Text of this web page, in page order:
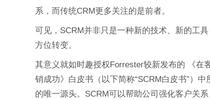
系，而传统CRM更多关注的是前者。
可见，SCRM并非只是一种新的技术、新的工
方位转变。
其意义就如时趣授权Forrester较新发布的 《在
销成功》白皮书（以下简称“SCRM白皮书”）
的唯一源头。SCRM可以帮助公司强化客户关